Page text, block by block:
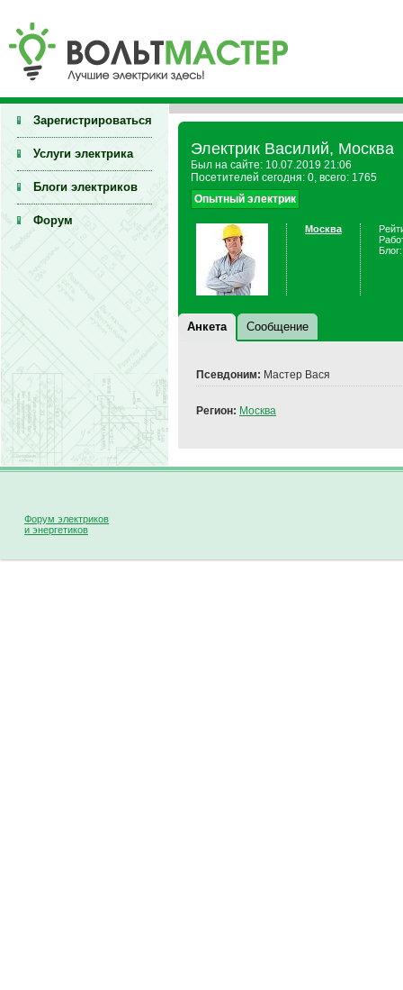
Зарегистрироваться
Услуги электрика
Блоги электриков
Форум
Электрик Василий, Москва
Был на сайте: 10.07.2019 21:06
Посетителей сегодня: 0, всего: 1765
Опытный электрик
Москва
Анкета Сообщение
Псевдоним: Мастер Вася
Регион: Москва
Форум электриков
и энергетиков